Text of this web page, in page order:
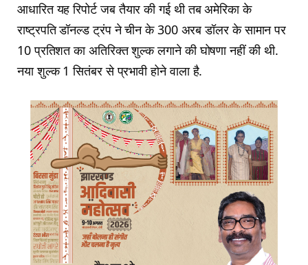
आधारित यह रिपोर्ट जब तैयार की गई थी तब अमेरिका के
राष्ट्रपति डॉनल्ड ट्रंप ने चीन के 300 अरब डॉलर के सामान पर
10 प्रतिशत का अतिरिक्त शुल्क लगाने की घोषणा नहीं की थी.
नया शुल्क 1 सितंबर से प्रभावी होने वाला है.